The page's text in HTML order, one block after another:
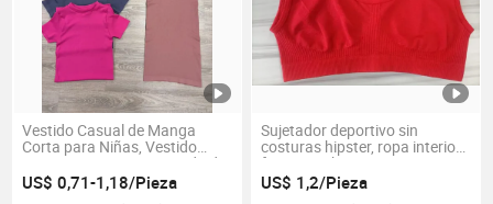
Vestido Casual de Manga
Corta para Niñas, Vestido
Maxi para Mujeres, Vestido de
Lino Largo, Vestido de
Espalda Descubierta Sin
US$ 0,71-1,18/Pieza
Sujetador deportivo sin
costuras hipster, ropa interior
femenina, bragas
moldeadoras, ropa interior
para mujeres
US$ 1,2/Pieza